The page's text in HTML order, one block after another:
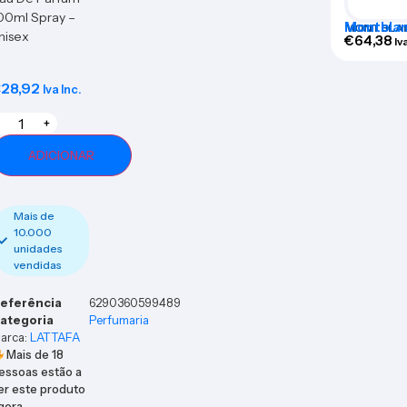
Spray –
28,92 Iva Inc.
+
ADICIONAR
Mais de
10.000
unidades
vendidas
6290360599489
Perfumaria
LATTAFA
Mais de18
estão a
este produto
Eau De
Set 3
€64,38